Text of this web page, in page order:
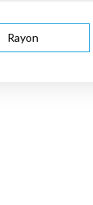
Rayon